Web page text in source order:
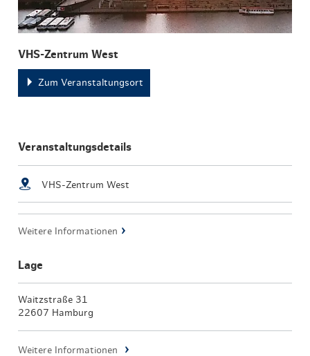
VHS-Zentrum West
Zum Veranstaltungsort
Veranstaltungsdetails
VHS-Zentrum West
Weitere Informationen
Lage
Waitzstraße 31
22607 Hamburg
Weitere Informationen